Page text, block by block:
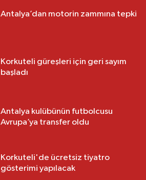
Antalya’dan motorin zammına tepki
Korkuteli güreşleri için geri sayım
başladı
Antalya kulübünün futbolcusu
Avrupa’ya transfer oldu
Korkuteli'de ücretsiz tiyatro
gösterimi yapılacak